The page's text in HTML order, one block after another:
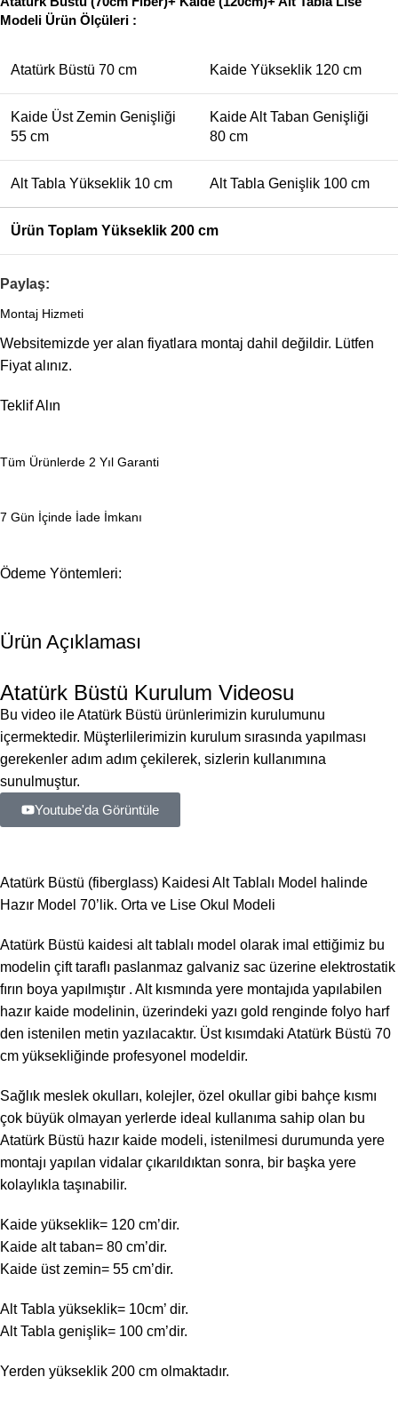
Modeli Ürün Ölçüleri :
Atatürk Büstü 70 cm Kaide Yükseklik 120 cm
Kaide Üst Zemin Genişliği
55 cm
Kaide Alt Taban Genişliği
80 cm
Alt Tabla Yükseklik 10 cm Alt Tabla Genişlik 100 cm
Ürün Toplam Yükseklik 200 cm
Paylaş:
Montaj Hizmeti
Websitemizde yer alan fiyatlara montaj dahil değildir. Lütfen
Fiyat alınız.
Teklif Alın
Tüm Ürünlerde 2 Yıl Garanti
7 Gün İçinde İade İmkanı
Ödeme Yöntemleri:
Ürün Açıklaması
Atatürk Büstü Kurulum Videosu
Bu video ile Atatürk Büstü ürünlerimizin kurulumunu
içermektedir. Müşterlilerimizin kurulum sırasında yapılması
gerekenler adım adım çekilerek, sizlerin kullanımına
sunulmuştur.
Youtube'da Görüntüle
Atatürk Büstü (fiberglass) Kaidesi Alt Tablalı Model halinde
Hazır Model 70’lik. Orta ve Lise Okul Modeli
Atatürk Büstü kaidesi alt tablalı model olarak imal ettiğimiz bu
modelin çift taraflı paslanmaz galvaniz sac üzerine elektrostatik
fırın boya yapılmıştır . Alt kısmında yere montajıda yapılabilen
hazır kaide modelinin, üzerindeki yazı gold renginde folyo harf
den istenilen metin yazılacaktır. Üst kısımdaki Atatürk Büstü 70
cm yüksekliğinde profesyonel modeldir.
Sağlık meslek okulları, kolejler, özel okullar gibi bahçe kısmı
çok büyük olmayan yerlerde ideal kullanıma sahip olan bu
Atatürk Büstü hazır kaide modeli, istenilmesi durumunda yere
montajı yapılan vidalar çıkarıldıktan sonra, bir başka yere
kolaylıkla taşınabilir.
Kaide yükseklik= 120 cm’dir.
Kaide alt taban= 80 cm’dir.
Kaide üst zemin= 55 cm’dir.
Alt Tabla yükseklik= 10cm’ dir.
Alt Tabla genişlik= 100 cm’dir.
Yerden yükseklik 200 cm olmaktadır.